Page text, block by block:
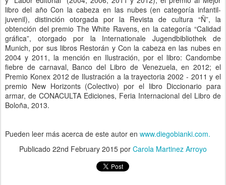
libro del año Con la cabeza en las nubes (en categoría infantil-
juvenil), distinción otorgada por la Revista de cultura “Ñ”, la
obtención del premio The White Ravens, en la categoría “Calidad
gráfica”, otorgado por la Internationale Jugendbibliothek de
Munich, por sus libros Restorán y Con la cabeza en las nubes en
2004 y 2011, la mención en Ilustración, por el libro: Candombe
fiebre de carnaval, Banco del Libro de Venezuela, en 2012; el
Premio Konex 2012 de Ilustración a la trayectoria 2002 - 2011 y el
premio New Horizonts (Colectivo) por el libro Diccionario para
armar, de CONACULTA Ediciones, Feria Internacional del Libro de
Boloña, 2013.
Pueden leer más acerca de este autor en www.diegobianki.com.
Publicado 22nd February 2015 por Carola Martinez Arroyo